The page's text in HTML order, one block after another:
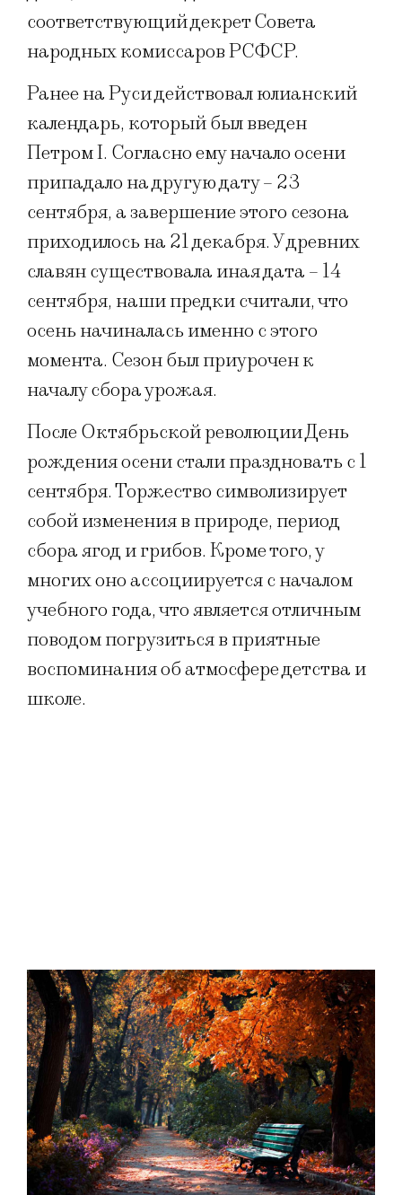
соответствующий декрет Совета
народных комиссаров РСФСР.
Ранее на Руси действовал юлианский
календарь, который был введен
Петром I. Согласно ему начало осени
припадало на другую дату – 23
сентября, а завершение этого сезона
приходилось на 21 декабря. У древних
славян существовала иная дата – 14
сентября, наши предки считали, что
осень начиналась именно с этого
момента. Сезон был приурочен к
началу сбора урожая.
После Октябрьской революции День
рождения осени стали праздновать с 1
сентября. Торжество символизирует
собой изменения в природе, период
сбора ягод и грибов. Кроме того, у
многих оно ассоциируется с началом
учебного года, что является отличным
поводом погрузиться в приятные
воспоминания об атмосфере детства и
школе.